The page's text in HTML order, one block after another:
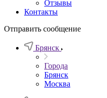
Отзывы
Контакты
Отправить сообщение
Брянск
Города
Брянск
Москва